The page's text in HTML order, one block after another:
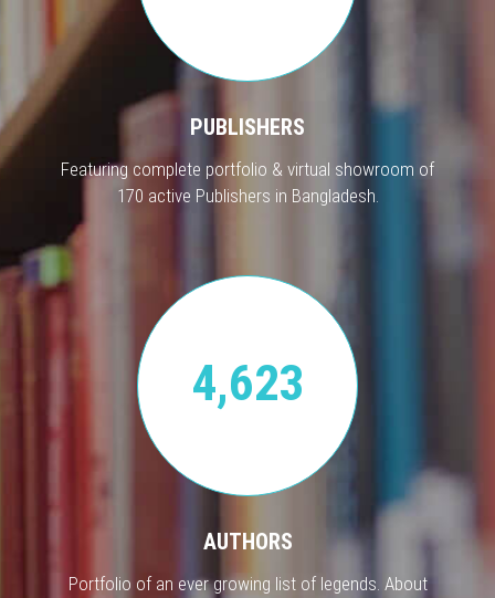
PUBLISHERS
Featuring complete portfolio & virtual showroom of
170 active Publishers in Bangladesh.
4,623
AUTHORS
Portfolio of an ever growing list of legends. About